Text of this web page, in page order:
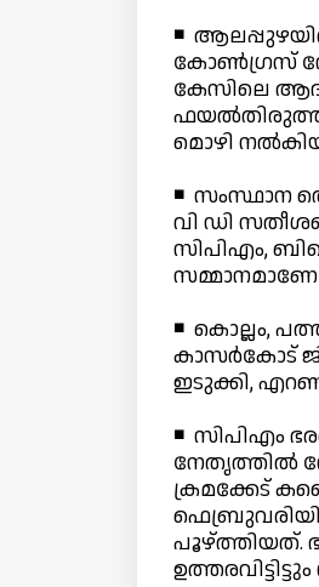
◾
കോണ്‍ഗ്രസ്
കേസിലെ
മൊഴി
◾
വി ഡി
സിപിഎം,
◾ കൊല്ലം,
കാസര്‍കോട്
ഇടുക്കി,
◾ സിപിഎം
നേതൃത്തില്‍
ക്രമക്കേട്
പൂഴ്ത്തിയത്.